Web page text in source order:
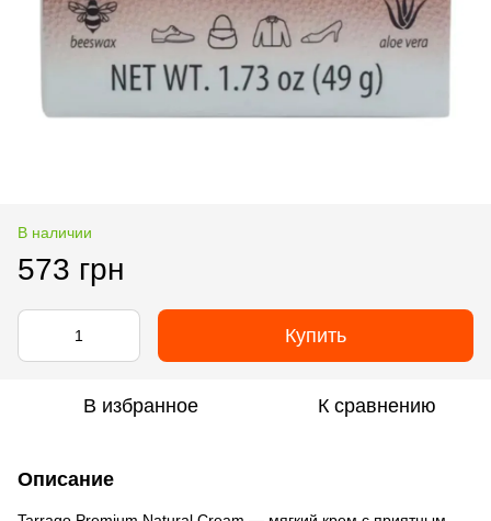
В наличии
573 грн
Купить
В избранное К сравнению
Описание